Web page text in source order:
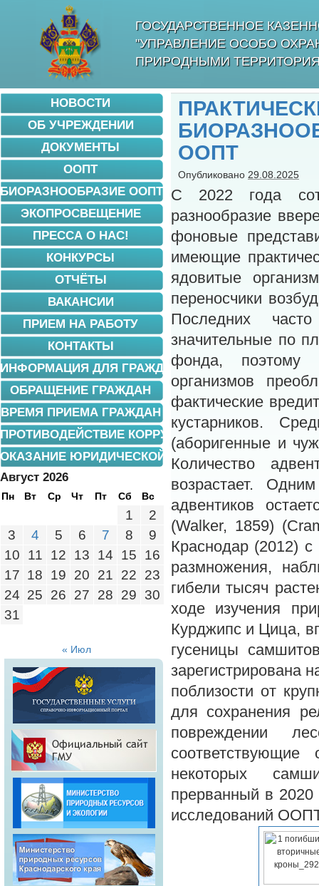
ГОСУДАРСТВЕННОЕ
"УПРАВЛЕНИЕ ОСОБО
ПРИРОДНЫМИ
ООПТ
Опубликовано 29.08.2025
С 2022 года
разнообразие
фоновые
имеющие
ядовитые
переносчики
Последних
значительные по
фонда, поэтому
организмов
фактические
кустарников.
(аборигенные и
Количество
возрастает.
адвентиков
(Walker, 1859)
Краснодар (2012)
размножения,
гибели тысяч
ходе изучения
Курджипс и Цица,
гусеницы
зарегистрирована
поблизости от
для сохранения
повреждении
некоторых
прерванный в
исследований
НОВОСТИ
ОБ УЧРЕЖДЕНИИ
ДОКУМЕНТЫ
ООПТ
БИОРАЗНООБРАЗИЕ ООПТ
ЭКОПРОСВЕЩЕНИЕ
ПРЕССА О НАС!
КОНКУРСЫ
ОТЧЁТЫ
ВАКАНСИИ
ПРИЕМ НА РАБОТУ
КОНТАКТЫ
ИНФОРМАЦИЯ ДЛЯ ГРАЖДАН
ОБРАЩЕНИЕ ГРАЖДАН
ВРЕМЯ ПРИЕМА ГРАЖДАН
ПРОТИВОДЕЙСТВИЕ КОРРУПЦИИ
ОКАЗАНИЕ ЮРИДИЧЕСКОЙ ПОМОЩИ
Август 2026
Пн Вт Ср Чт Пт Сб Вс
1
2
3
4 5 6 7 8
9
10
11 12 13 14 15
16
17 18 19 20 21 22
23
24 25 26 27 28 29
30
31
« Июл